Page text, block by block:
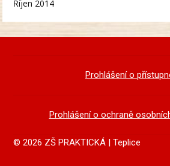
Říjen 2014
Prohlášení o
Prohlášení o ochraně
© 2026 ZŠ PRAKTICKÁ | Teplice